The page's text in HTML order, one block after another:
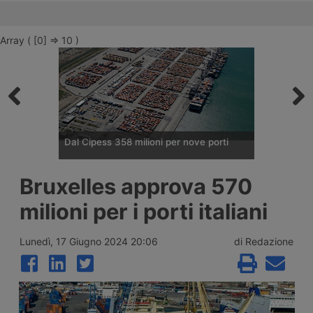
Array ( [0] => 10 )
Dal Cipess 358 milioni per nove porti
Programmazione Economica ha dato
parere favorevole a un fondo da 357,65
milioni di euro per quattordici interventi in
nove porti italiani, tra opere nuove a
rifinanziamento di progetti già avviati in
altri sei scali.
Bruxelles approva 570
milioni per i porti italiani
Lunedì, 17 Giugno 2024 20:06 di Redazione